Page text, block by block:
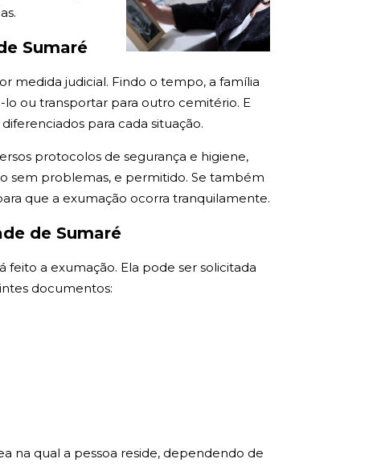
Sumaré
medida judicial. Findo o tempo, a família
ou transportar para outro cemitério. E
para cada situação.
protocolos de segurança e higiene,
sem problemas, e permitido. Se também
que a exumação ocorra tranquilamente.
de Sumaré
a exumação. Ela pode ser solicitada
documentos:
na qual a pessoa reside, dependendo de